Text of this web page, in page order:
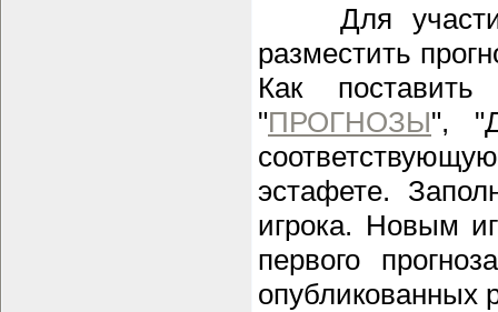
Для участия
разместить
Как
"ПРОГНОЗЫ",
эстафете.
игрока. Новым
первого
опубликованных